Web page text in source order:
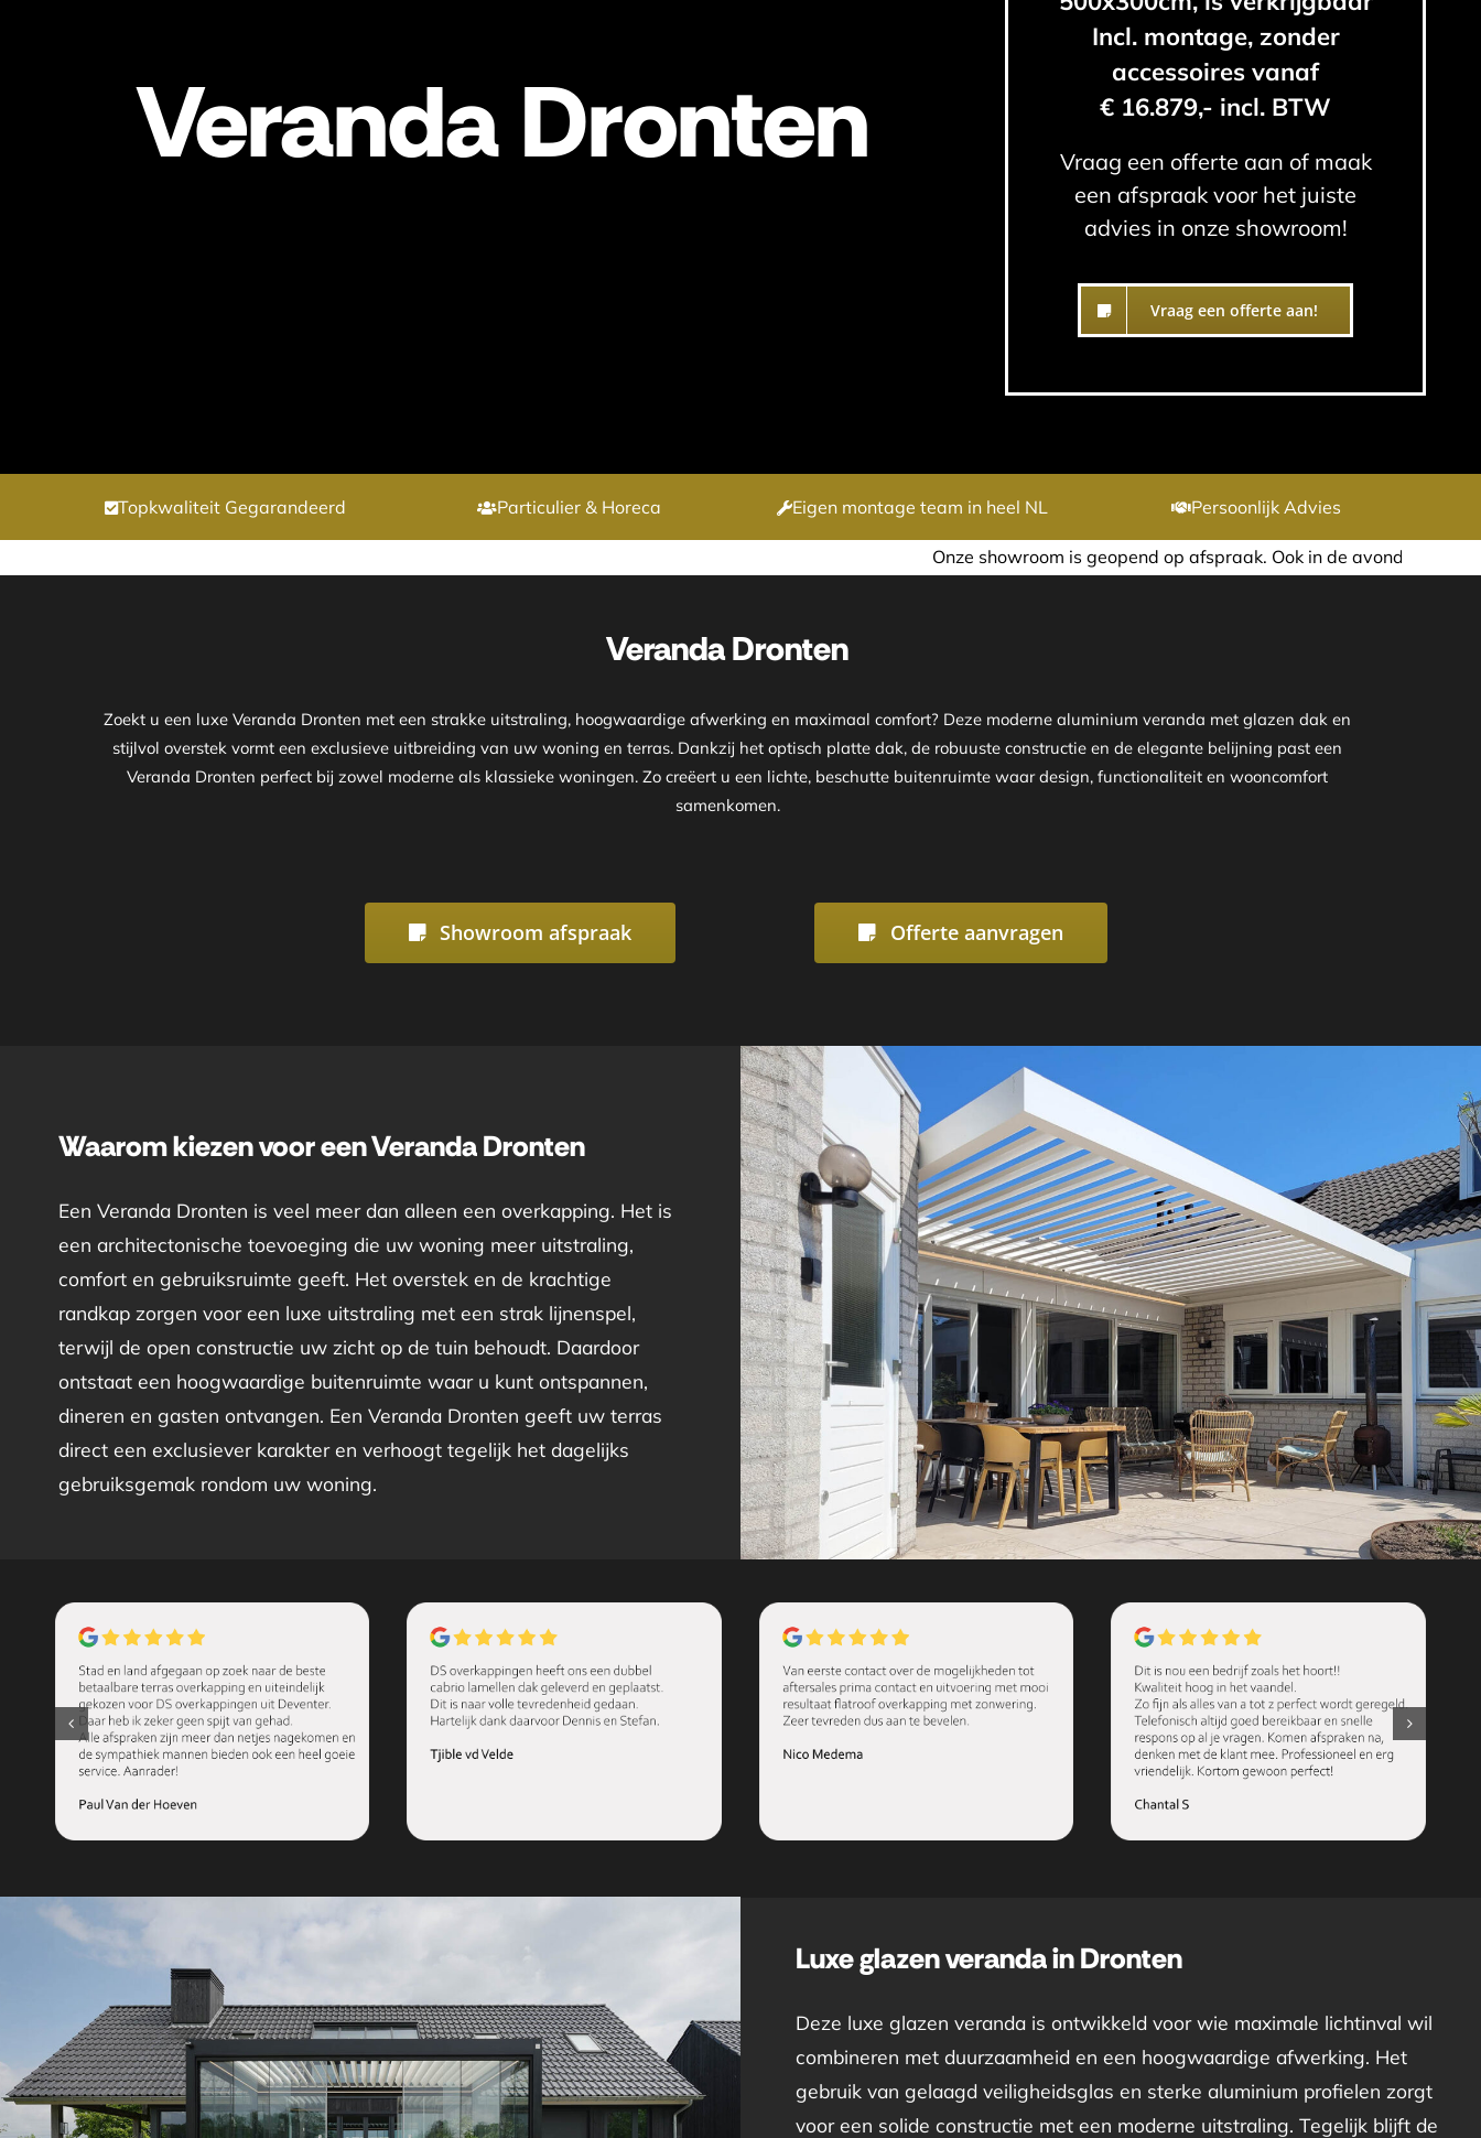
Veranda Dronten
Incl. montage, zonder
accessoires vanaf
€ 16.879,- incl. BTW
Vraag een offerte aan of maak
een afspraak voor het juiste
advies in onze showroom!
Vraag een offerte aan!
Topkwaliteit Gegarandeerd Particulier & Horeca Eigen montage team in heel NL Persoonlijk Advies
Onze showroom is geopend op afspraak. Ook in de avond of in het weekend nemen
Veranda Dronten
Zoekt u een luxe Veranda Dronten met een strakke uitstraling, hoogwaardige afwerking en maximaal comfort? Deze moderne aluminium veranda met glazen dak en
stijlvol overstek vormt een exclusieve uitbreiding van uw woning en terras. Dankzij het optisch platte dak, de robuuste constructie en de elegante belijning past een
Veranda Dronten perfect bij zowel moderne als klassieke woningen. Zo creëert u een lichte, beschutte buitenruimte waar design, functionaliteit en wooncomfort
samenkomen.
Showroom afspraak Offerte aanvragen
Waarom kiezen voor een Veranda Dronten
Een Veranda Dronten is veel meer dan alleen een overkapping. Het is
een architectonische toevoeging die uw woning meer uitstraling,
comfort en gebruiksruimte geeft. Het overstek en de krachtige
randkap zorgen voor een luxe uitstraling met een strak lijnenspel,
terwijl de open constructie uw zicht op de tuin behoudt. Daardoor
ontstaat een hoogwaardige buitenruimte waar u kunt ontspannen,
dineren en gasten ontvangen. Een Veranda Dronten geeft uw terras
direct een exclusiever karakter en verhoogt tegelijk het dagelijks
gebruiksgemak rondom uw woning.
Luxe glazen veranda in Dronten
Deze luxe glazen veranda is ontwikkeld voor wie maximale lichtinval wil
combineren met duurzaamheid en een hoogwaardige afwerking. Het
gebruik van gelaagd veiligheidsglas en sterke aluminium profielen zorgt
voor een solide constructie met een moderne uitstraling. Tegelijk blijft de